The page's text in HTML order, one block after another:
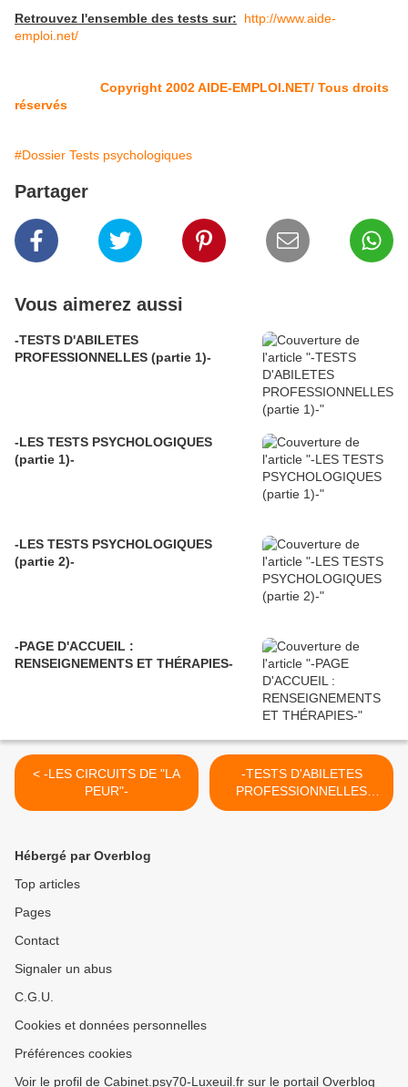
Retrouvez l'ensemble des tests sur:
http://www.aide-
emploi.net/
Copyright 2002 AIDE-EMPLOI.NET/ Tous droits
réservés
#Dossier Tests psychologiques
Partager
Vous aimerez aussi
-TESTS D'ABILETES
PROFESSIONNELLES (partie 1)-
-LES TESTS PSYCHOLOGIQUES
(partie 1)-
-LES TESTS PSYCHOLOGIQUES
(partie 2)-
-PAGE D'ACCUEIL :
RENSEIGNEMENTS ET THÉRAPIES-
< -LES CIRCUITS DE "LA
PEUR"-
-TESTS D'ABILETES
PROFESSIONNELLES
(partie 1)- >
Hébergé par Overblog
Top articles
Pages
Contact
Signaler un abus
C.G.U.
Cookies et données personnelles
Préférences cookies
Voir le profil de Cabinet.psy70-Luxeuil.fr sur le portail Overblog